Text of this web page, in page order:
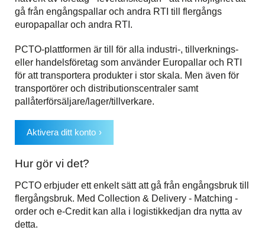
gå från engångspallar och andra RTI till flergångs
europapallar och andra RTI.
PCTO-plattformen är till för alla industri-, tillverknings-
eller handelsföretag som använder Europallar och RTI
för att transportera produkter i stor skala. Men även för
transportörer och distributionscentraler samt
pallåterförsäljare/lager/tillverkare.
Aktivera ditt konto
Hur gör vi det?
PCTO erbjuder ett enkelt sätt att gå från engångsbruk till
flergångsbruk. Med Collection & Delivery - Matching -
order och e-Credit kan alla i logistikkedjan dra nytta av
detta.